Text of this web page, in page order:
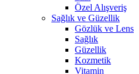
Özel Alışveriş
Sağlık ve Güzellik
Gözlük ve Lens
Sağlık
Güzellik
Kozmetik
Vitamin